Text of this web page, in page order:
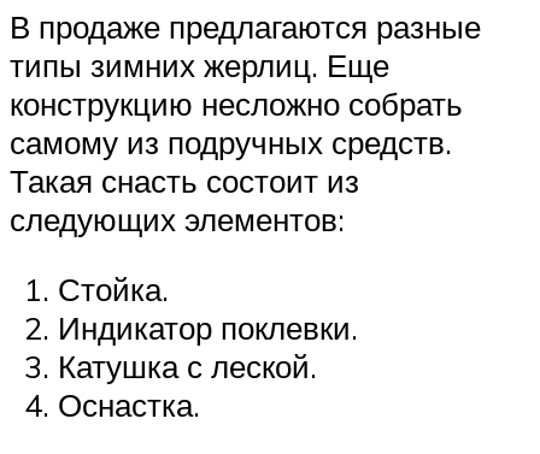
В продаже предлагаются разные
типы зимних жерлиц. Еще
конструкцию несложно собрать
самому из подручных средств.
Такая снасть состоит из
следующих элементов:
Стойка.
Индикатор поклевки.
Катушка с леской.
Оснастка.